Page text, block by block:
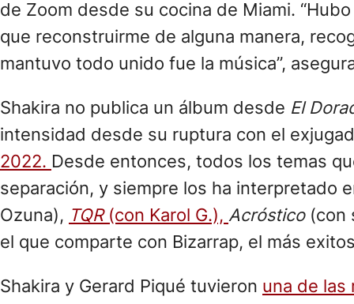
de Zoom desde su cocina de Miami.
que reconstruirme de alguna manera,
mantuvo todo unido fue la música”,
Shakira no publica un álbum desde El
intensidad desde su ruptura con el
2022. Desde entonces, todos los temas
separación, y siempre los ha interpretado
Ozuna), TQR (con Karol G.), Acróstico(con
el que comparte con Bizarrap, el más
Shakira y Gerard Piqué tuvieron una de las